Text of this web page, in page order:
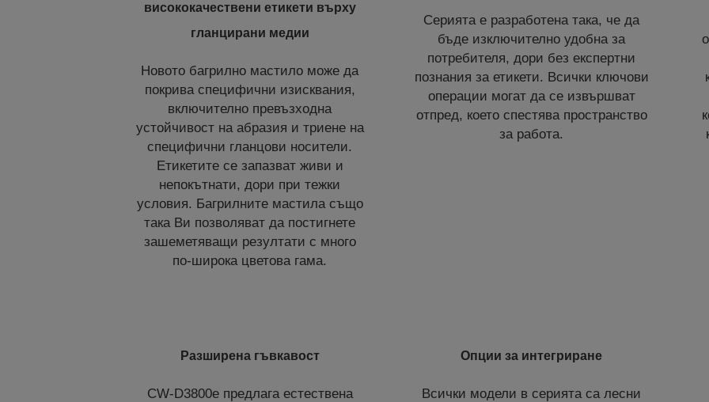
висококачествени етикети върху
гланцирани медии
Новото багрилно мастило може да
покрива специфични изисквания,
включително превъзходна
устойчивост на абразия и триене на
специфични гланцови носители.
Етикетите се запазват живи и
непокътнати, дори при тежки
условия. Багрилните мастила също
така Ви позволяват да постигнете
зашеметяващи резултати с много
по-широка цветова гама.
Серията е разработена така, че да
бъде изключително удобна за
потребителя, дори без експертни
познания за етикети. Всички ключови
операции могат да се извършват
отпред, което спестява пространство
за работа.
Разширена гъвкавост
CW-D3800e предлага естествена
Опции за интегриране
Всички модели в серията са лесни